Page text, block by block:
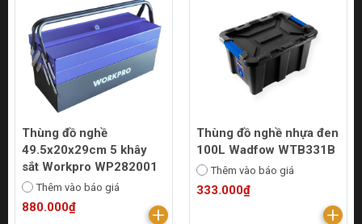
Thùng đồ nghề
49.5x20x29cm 5 khây
sắt Workpro WP282001
Thêm vào báo giá
880.000₫
Thùng đồ nghề nhựa đen
100L Wadfow WTB331B
Thêm vào báo giá
333.000₫